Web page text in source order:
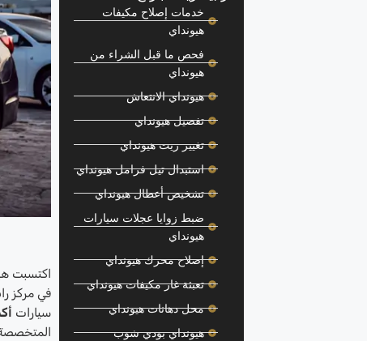
اكتسبت
في مركز
سيارات
خدمات إصلاح مكيفات
هيونداي
فحص ما قبل الشراء من
هيونداي
هيونداي الانتعاش
تفصيل هيونداي
تغيير زيت هيونداي
استبدال تيل فرامل هيونداي
تشخيص أعطال هيونداي
ضبط زوايا عجلات سيارات
هيونداي
إصلاح محرك هيونداي
تعبئة غاز مكيفات هيونداي
محل دهانات هيونداي
هيونداي بودي شوب